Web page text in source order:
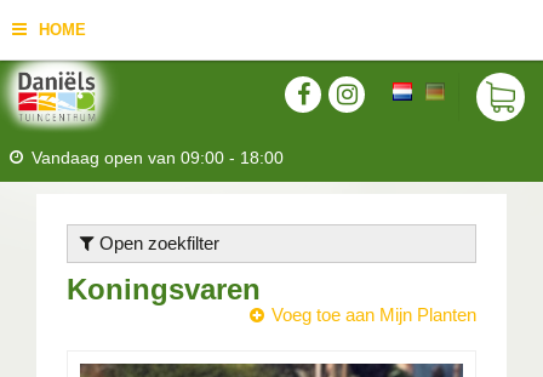
HOME
Vandaag open van 09:00 - 18:00
Open zoekfilter
Koningsvaren
Voeg toe aan Mijn Planten